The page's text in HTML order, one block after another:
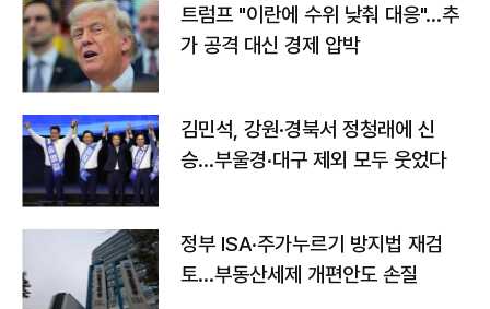
트럼프 "이란에 수위 낮춰 대응"…추
가 공격 대신 경제 압박
김민석, 강원·경북서 정청래에 신
승…부울경·대구 제외 모두 웃었다
정부 ISA·주가누르기 방지법 재검
토…부동산세제 개편안도 손질